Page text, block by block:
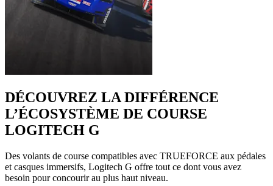
DÉCOUVREZ LA DIFFÉRENCE
L’ÉCOSYSTÈME DE COURSE
LOGITECH G
Des volants de course compatibles avec TRUEFORCE aux pédales
et casques immersifs, Logitech G offre tout ce dont vous avez
besoin pour concourir au plus haut niveau.